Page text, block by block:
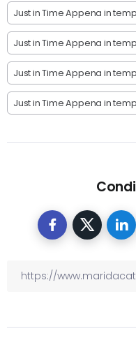
Just in Time Appena in
Just in Time Appena in
Just in Time Appena in
Just in Time Appena in